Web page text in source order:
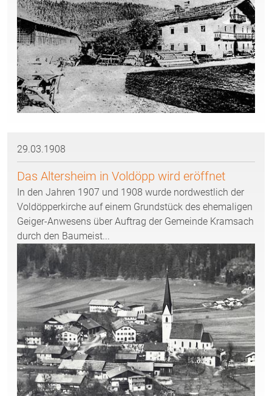
29.03.1908
Das Altersheim in Voldöpp wird eröffnet
In den Jahren 1907 und 1908 wurde nordwestlich der
Voldöpperkirche auf einem Grundstück des ehemaligen
Geiger-Anwesens über Auftrag der Gemeinde Kramsach
durch den Baumeist...